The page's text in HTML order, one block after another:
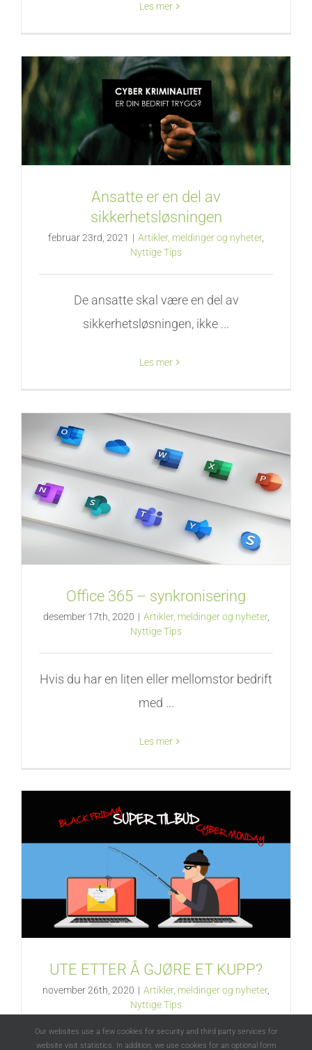
Les mer
Ansatte er en del av
sikkerhetsløsningen
februar 23rd, 2021 | Artikler, meldinger og nyheter,
Nyttige Tips
De ansatte skal være en del av
sikkerhetsløsningen, ikke ...
Les mer
Office 365 – synkronisering
desember 17th, 2020 | Artikler, meldinger og nyheter,
Nyttige Tips
Hvis du har en liten eller mellomstor bedrift
med ...
Les mer
UTE ETTER Å GJØRE ET KUPP?
november 26th, 2020 | Artikler, meldinger og nyheter,
Nyttige Tips
Our websites use a few cookies for security and third party services for
website visit statistics. In addition, we use cookies for an optional form